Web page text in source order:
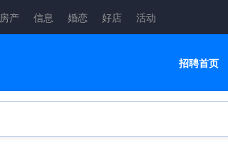
房产 信息 婚恋 好店 活动
招聘首页